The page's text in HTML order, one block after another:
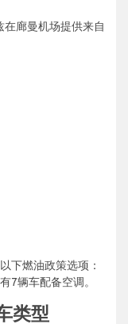
廊曼机场提供来自
下燃油政策选项：
7辆车配备空调。
类型